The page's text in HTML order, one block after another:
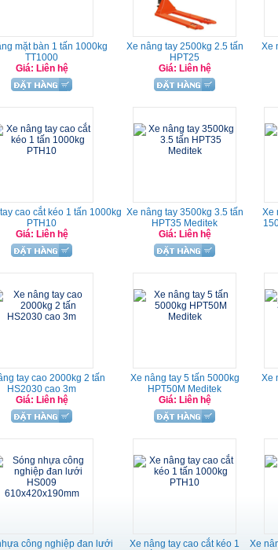
mặt bàn 1 tấn 1000kg
TT1000
Giá: Liên hệ
Xe nâng tay 2500kg 2.5 tấn
HPT25
Giá: Liên hệ
Xe
cao cắt kéo 1 tấn 1000kg
PTH10
Giá: Liên hệ
Xe nâng tay 3500kg 3.5 tấn
HPT35 Meditek
Giá: Liên hệ
Xe
tay cao 2000kg 2 tấn
HS2030 cao 3m
Giá: Liên hệ
Xe nâng tay 5 tấn 5000kg
HPT50M Meditek
Giá: Liên hệ
Xe
công nghiệp đan lưới
Xe nâng tay cao cắt kéo 1
Xe